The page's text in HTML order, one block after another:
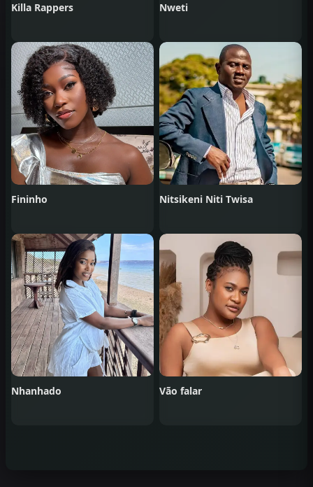
Killa Rappers Nweti
Fininho Nitsikeni Niti Twisa
Nhanhado Vão falar